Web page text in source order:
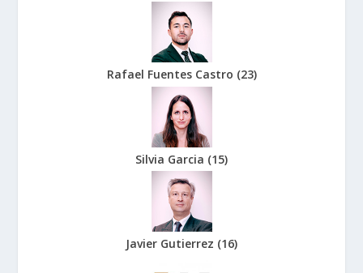
Rafael Fuentes Castro (23)
Silvia Garcia (15)
Javier Gutierrez (16)